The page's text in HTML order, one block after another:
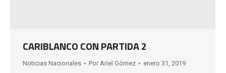
CARIBLANCO CON PARTIDA 2
Noticias Nacionales Por Ariel Gómez enero 31, 2019